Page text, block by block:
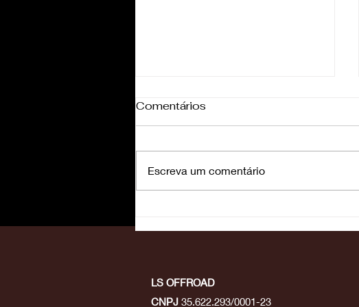
temporada do
Comentários
Escreva um comentário
LS OFFROAD
CNPJ 35.622.293/0001-23